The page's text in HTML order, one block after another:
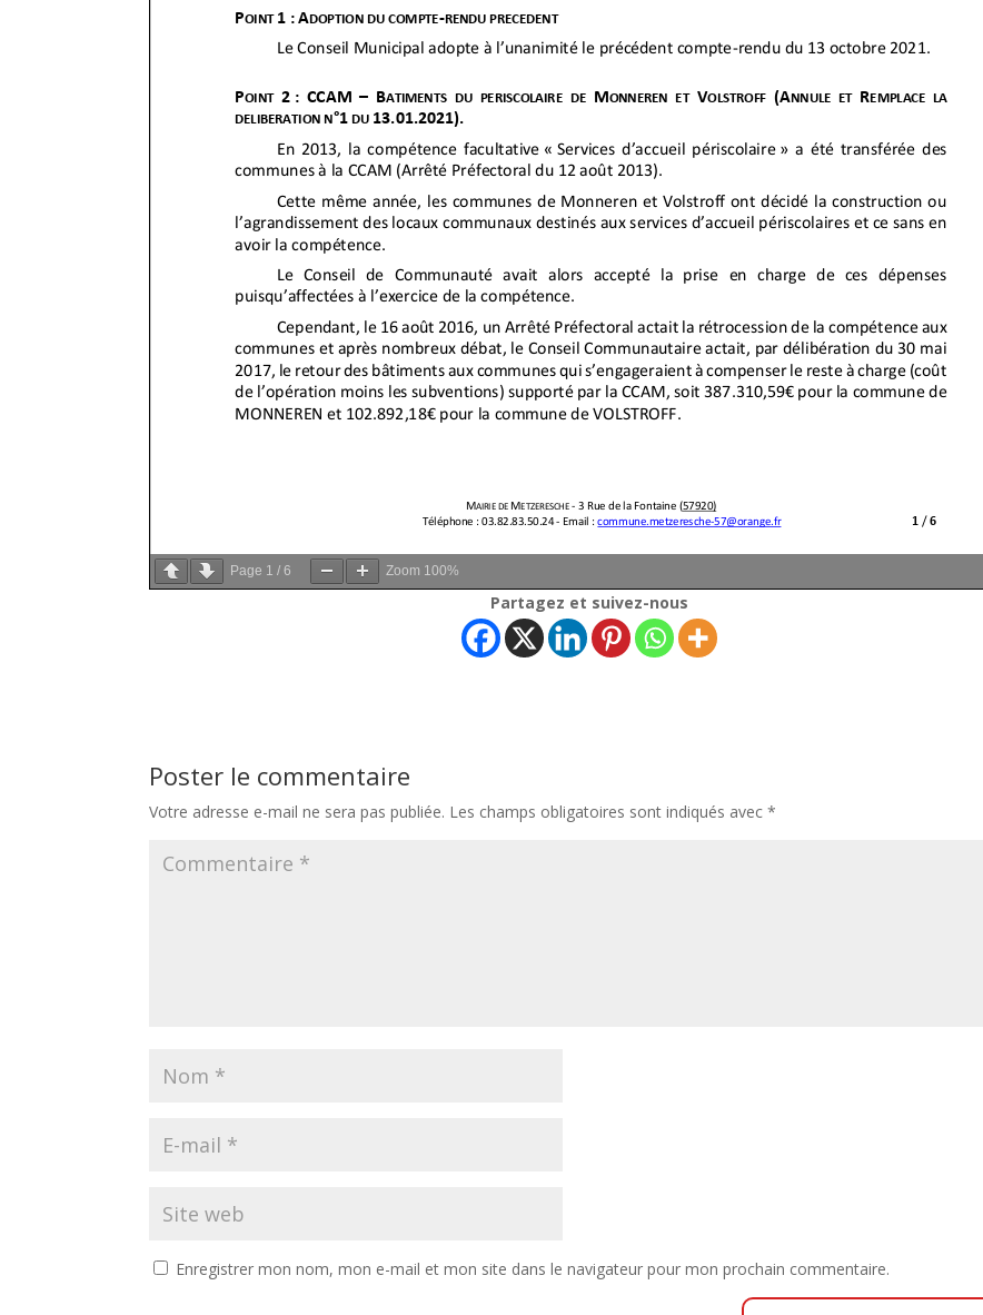
Page 1 /6 Zoom 100%
Partagez et suivez-nous
Poster le commentaire
Votre adresse e-mail ne sera pas publiée. Les champs obligatoires sont indiqués avec*
Enregistrer mon nom, mon e-mail et mon site dans le navigateur pour mon prochain commentaire.